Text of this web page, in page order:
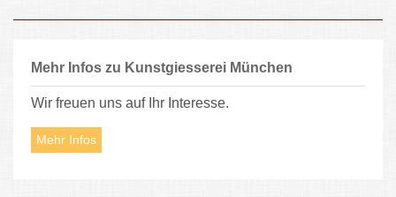
Mehr Infos zu Kunstgiesserei München
Wir freuen uns auf Ihr Interesse.
Mehr Infos